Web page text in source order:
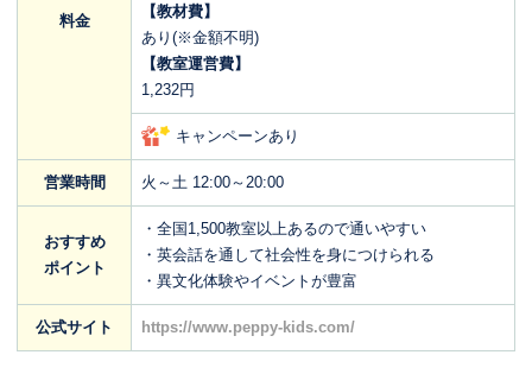
料金
【教材費】
あり(※金額不明)
【教室運営費】
1,232円
キャンペーンあり
営業時間 火～土 12:00～20:00
おすすめ
ポイント
・全国1,500教室以上あるので通いやすい
・英会話を通して社会性を身につけられる
・異文化体験やイベントが豊富
公式サイト https://www.peppy-kids.com/